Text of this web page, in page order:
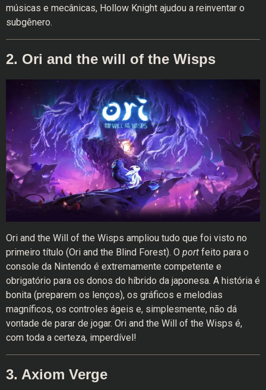
músicas e mecânicas, Hollow Knight ajudou a reinventar o
subgênero.
2. Ori and the will of the Wisps
Ori and the Will of the Wisps ampliou tudo que foi visto no
primeiro título (Ori and the Blind Forest). O port feito para o
console da Nintendo é extremamente competente e
obrigatório para os donos do híbrido da japonesa. A história é
bonita (preparem os lenços), os gráficos e melodias
magníficos, os controles ágeis e, simplesmente, não dá
vontade de parar de jogar. Ori and the Will of the Wisps é,
com toda a certeza, imperdível!
3. Axiom Verge